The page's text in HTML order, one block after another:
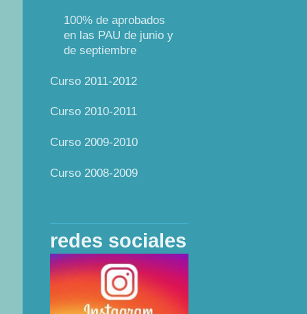
100% de aprobados
en las PAU de junio y
de septiembre
Curso 2011-2012
Curso 2010-2011
Curso 2009-2010
Curso 2008-2009
redes sociales